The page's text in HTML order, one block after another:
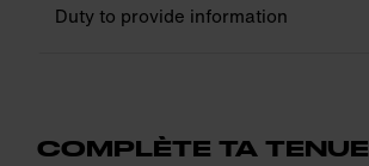
Duty to provide information
COMPLÈTE TA TENUE